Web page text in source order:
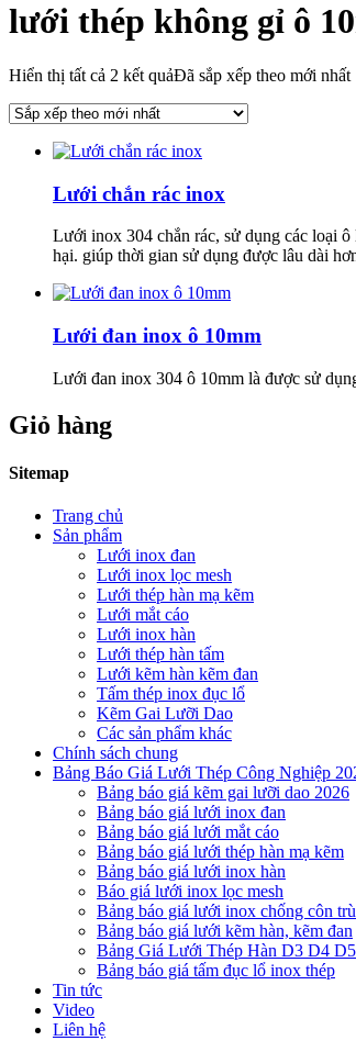
lưới thép không gỉ ô
Hiển thị tất cả 2 kết quảĐã sắp xếp theo mới nhất
Lưới chắn rác inox
Lưới inox 304 chắn rác, sử dụng các loại
hại. giúp thời gian sử dụng được lâu dài
Lưới đan inox ô 10mm
Lưới đan inox 304 ô 10mm là được sử
Giỏ hàng
Sitemap
Trang chủ
Sản phẩm
Lưới inox đan
Lưới inox lọc mesh
Lưới thép hàn mạ kẽm
Lưới mắt cáo
Lưới inox hàn
Lưới thép hàn tấm
Lưới kẽm hàn kẽm đan
Tấm thép inox đục lổ
Kẽm Gai Lưỡi Dao
Các sản phẩm khác
Chính sách chung
Bảng Báo Giá Lưới Thép Công Nghiệp
Bảng báo giá kẽm gai lưỡi dao 2026
Bảng báo giá lưới inox đan
Bảng báo giá lưới mắt cáo
Bảng báo giá lưới thép hàn mạ kẽm
Bảng báo giá lưới inox hàn
Báo giá lưới inox lọc mesh
Bảng báo giá lưới inox chống côn
Bảng báo giá lưới kẽm hàn, kẽm đan
Bảng Giá Lưới Thép Hàn D3 D4
Bảng báo giá tấm đục lổ inox thép
Tin tức
Video
Liên hệ